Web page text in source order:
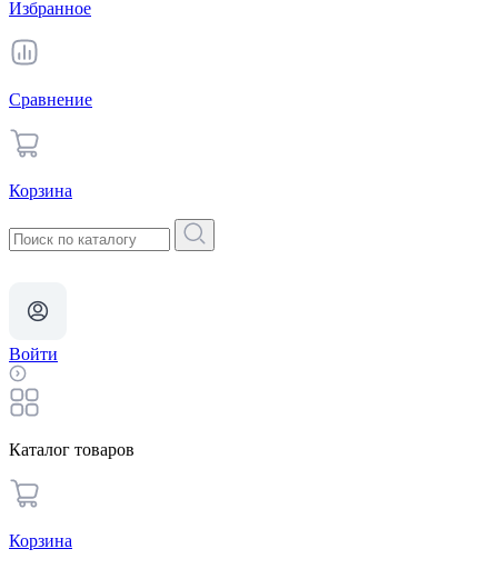
Избранное
Сравнение
Корзина
Войти
Каталог товаров
Корзина